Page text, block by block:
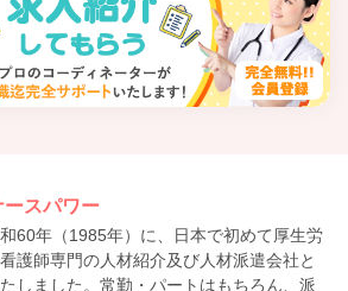
スパワー
和60年（1985年）に、日本で初めて厚生労
護師専門の人材紹介及び人材派遣会社と
しました。常勤・パートはもちろん、派